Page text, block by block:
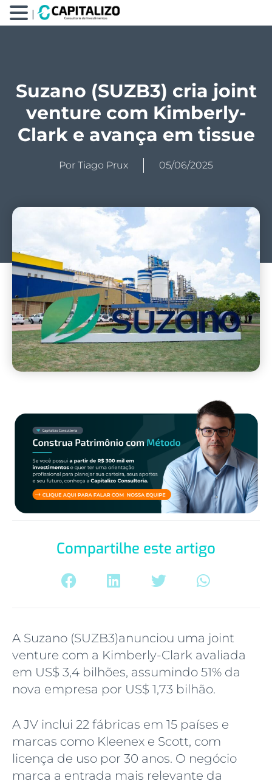
Suzano (SUZB3) cria joint
venture com Kimberly-
Clark e avança em tissue
Por Tiago Prux 05/06/2025
Compartilhe este artigo
A Suzano (SUZB3)anunciou uma joint
venture com a Kimberly-Clark avaliada
em US$ 3,4 bilhões, assumindo 51% da
nova empresa por US$ 1,73 bilhão.
A JV inclui 22 fábricas em 15 países e
marcas como Kleenex e Scott, com
licença de uso por 30 anos. O negócio
marca a entrada mais relevante da